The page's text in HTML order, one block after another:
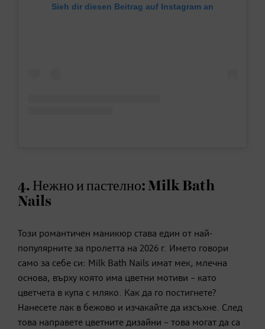
Sieh dir diesen Beitrag auf Instagram an
4. Нежно и пастелно: Milk Bath
Nails
Този романтичен маникюр става един от най-
популярните за пролетта на 2026 г. Името говори
само за себе си: Milk Bath Nails имат мек, млечна
основа, върху която има цветни мотиви – като
цветчета в купа с мляко. Как да го постигнете?
Нанесете лак в бежово и изчакайте да изсъхне. След
това направете цветните дизайни – това могат да са